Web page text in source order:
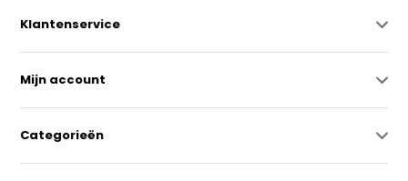
Klantenservice
Mijn account
Categorieën